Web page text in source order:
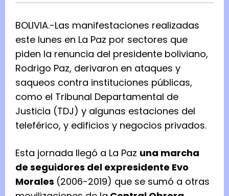
BOLIVIA.-Las manifestaciones realizadas
este lunes en La Paz por sectores que
piden la renuncia del presidente boliviano,
Rodrigo Paz, derivaron en ataques y
saqueos contra instituciones públicas,
como el Tribunal Departamental de
Justicia (TDJ) y algunas estaciones del
teleférico, y edificios y negocios privados.
Esta jornada llegó a La Paz una marcha
de seguidores del expresidente Evo
Morales (2006-2019) que se sumó a otras